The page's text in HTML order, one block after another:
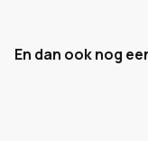
En dan ook nog